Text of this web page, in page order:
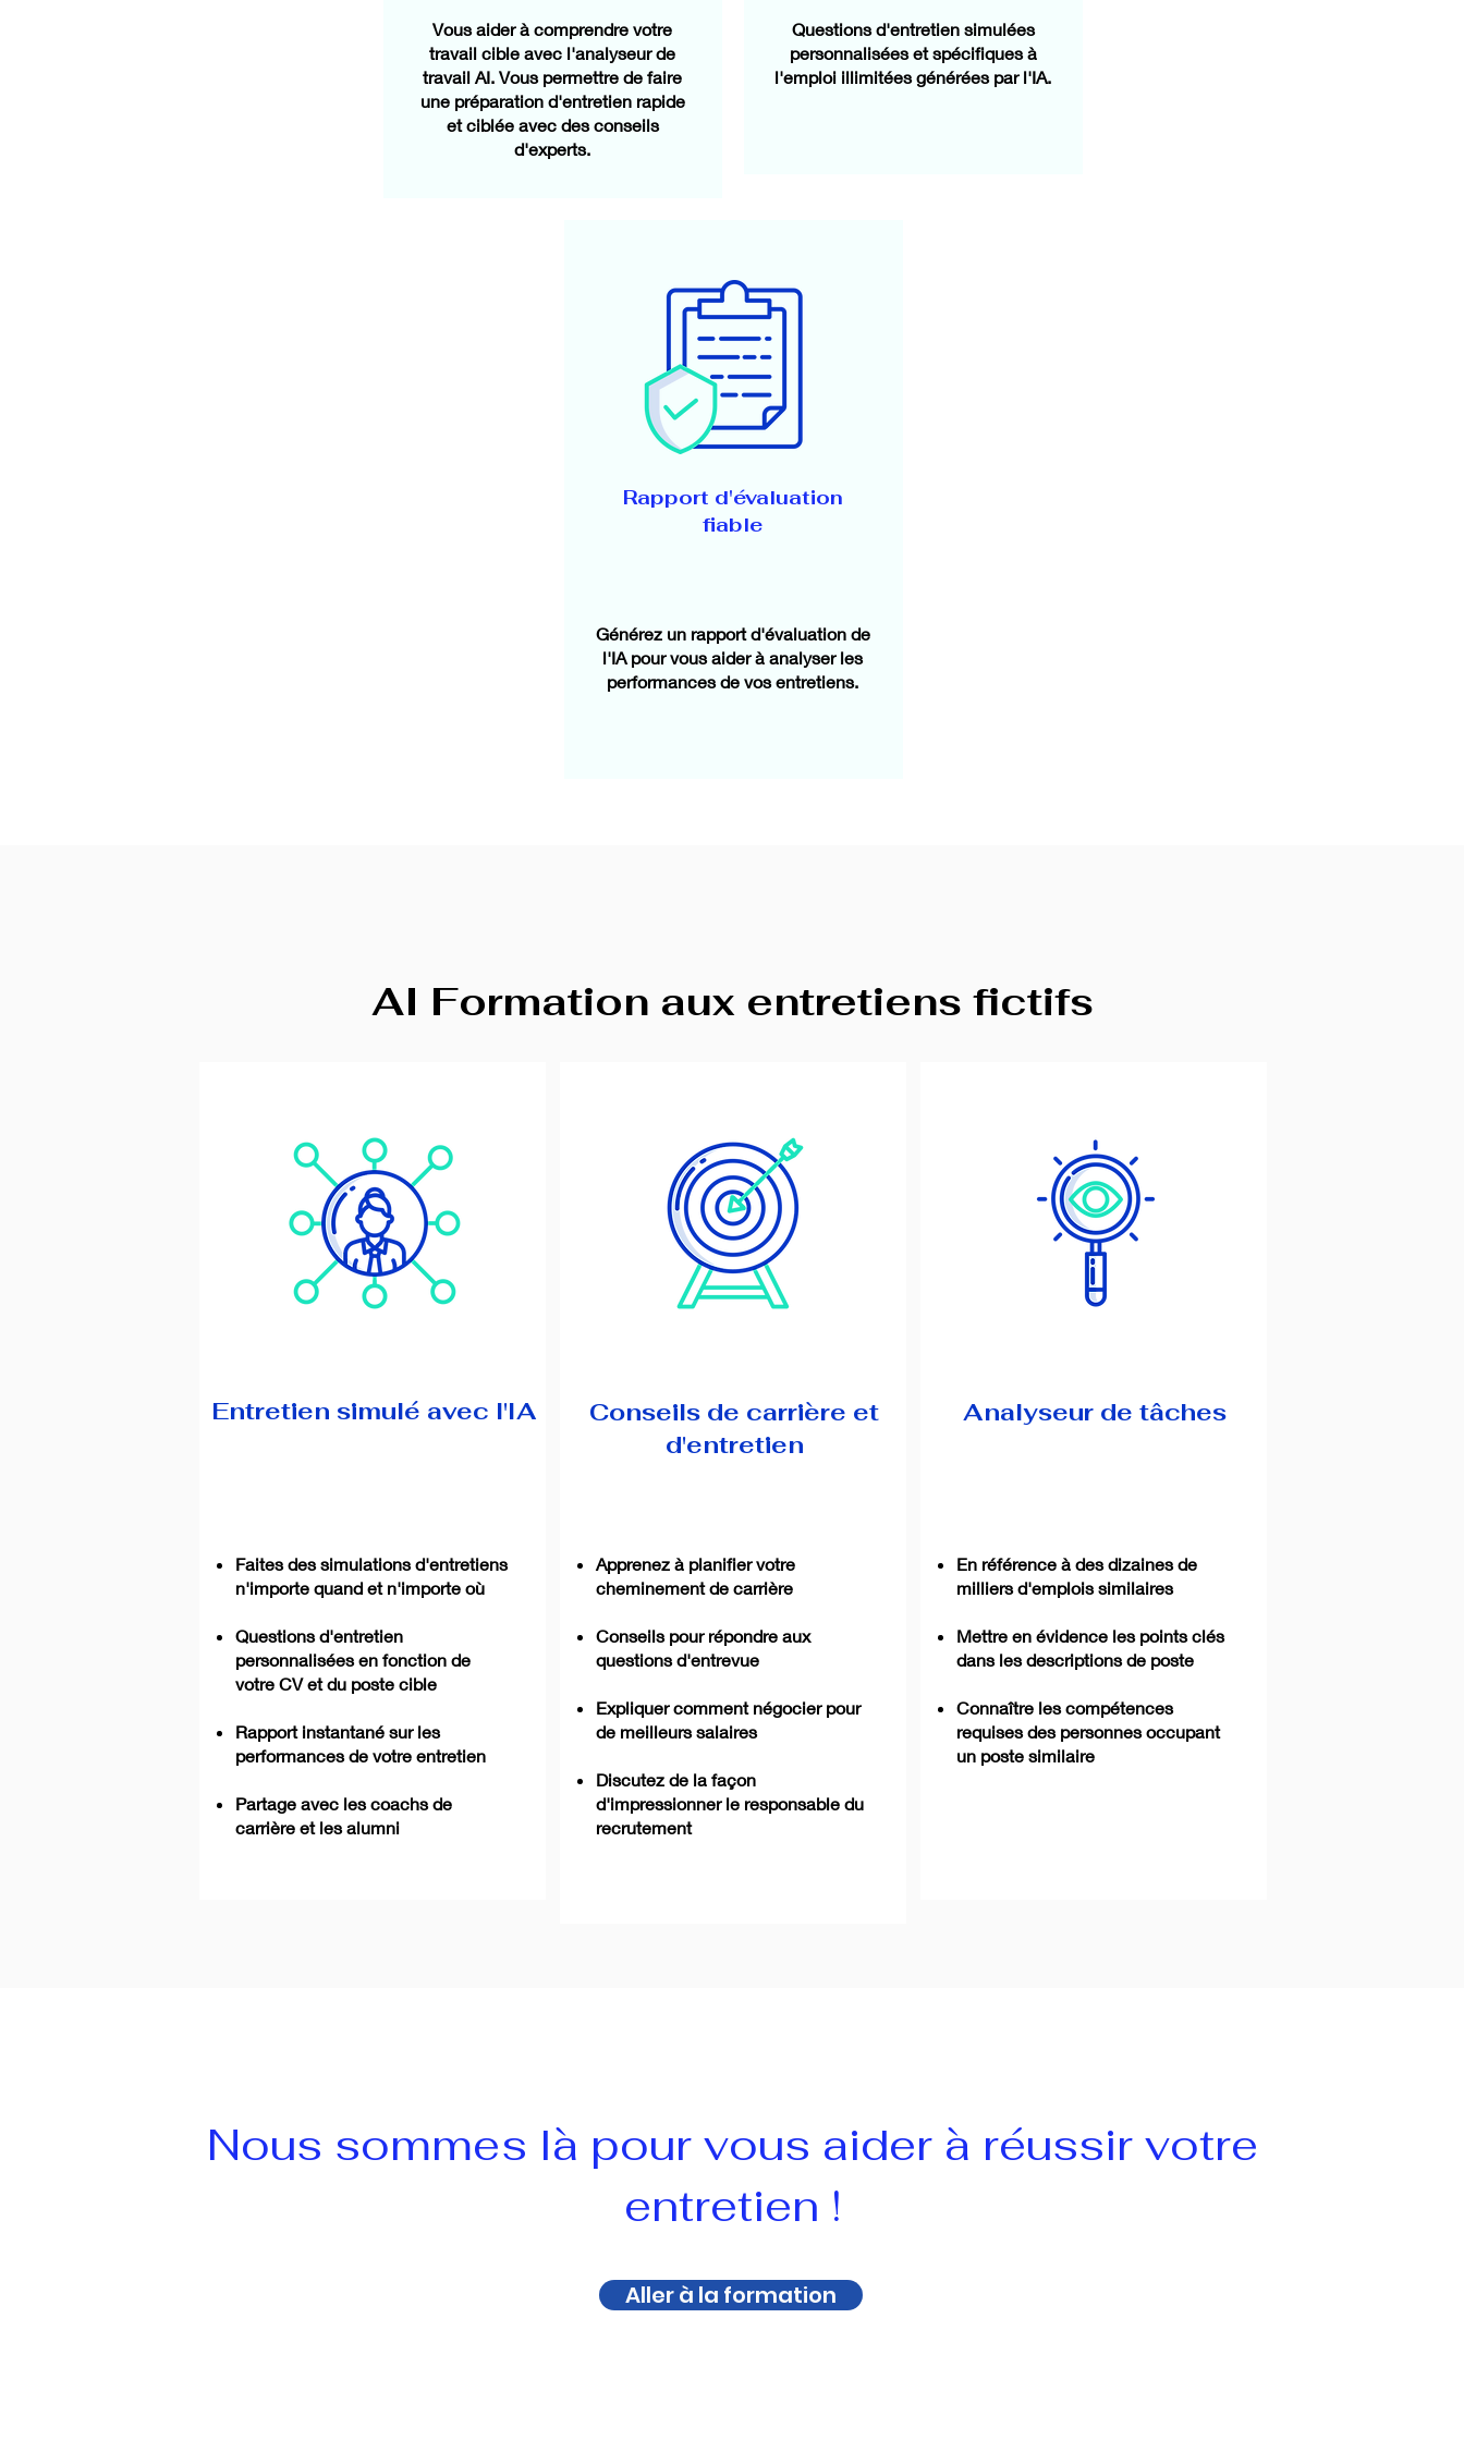
Vous aider à comprendre votre
travail cible avec l'analyseur de
travail AI. Vous permettre de faire
une préparation d'entretien rapide
et ciblée avec des conseils
d'experts.
Questions d'entretien simulées
personnalisées et spécifiques à
l'emploi illimitées générées par l'IA.
Rapport d'évaluation
fiable
Générez un rapport d'évaluation de
l'IA pour vous aider à analyser les
performances de vos entretiens.
AI Formation aux entretiens fictifs
Entretien simulé avec l'IA
Faites des simulations d'entretiens
n'importe quand et n'importe où
Questions d'entretien
personnalisées en fonction de
votre CV et du poste cible
Rapport instantané sur les
performances de votre entretien
Partage avec les coachs de
carrière et les alumni
Conseils de carrière et
d'entretien
Apprenez à planifier votre
cheminement de carrière
Conseils pour répondre aux
questions d'entrevue
Expliquer comment négocier pour
de meilleurs salaires
Discutez de la façon
d'impressionner le responsable du
recrutement
Analyseur de tâches
En référence à des dizaines de
milliers d'emplois similaires
Mettre en évidence les points clés
dans les descriptions de poste
Connaître les compétences
requises des personnes occupant
un poste similaire
Nous sommes là pour vous aider à réussir votre
entretien !
Aller à la formation